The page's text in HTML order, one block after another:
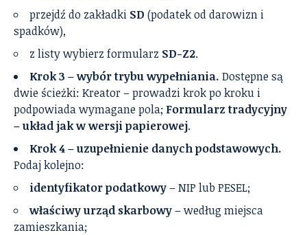
przejdź do zakładki SD (podatek od darowizn i
spadków),
z listy wybierz formularz SD-Z2.
Krok 3 – wybór trybu wypełniania. Dostępne są
dwie ścieżki: Kreator – prowadzi krok po kroku i
podpowiada wymagane pola; Formularz tradycyjny
– układ jak w wersji papierowej.
Krok 4 – uzupełnienie danych podstawowych.
Podaj kolejno:
identyfikator podatkowy– NIP lub PESEL;
właściwy urząd skarbowy– według miejsca
zamieszkania;